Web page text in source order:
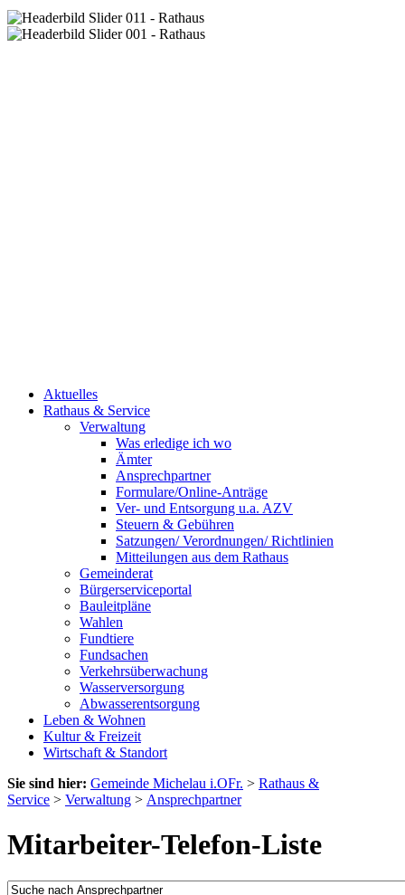
Aktuelles
Rathaus & Service
Verwaltung
Was erledige ich wo
Ämter
Ansprechpartner
Formulare/Online-Anträge
Ver- und Entsorgung u.a. AZV
Steuern & Gebühren
Satzungen/ Verordnungen/ Richtlinien
Mitteilungen aus dem Rathaus
Gemeinderat
Bürgerserviceportal
Bauleitpläne
Wahlen
Fundtiere
Fundsachen
Verkehrsüberwachung
Wasserversorgung
Abwasserentsorgung
Leben & Wohnen
Kultur & Freizeit
Wirtschaft & Standort
Sie sind hier: Gemeinde Michelau i.OFr. > Rathaus &
Service > Verwaltung > Ansprechpartner
Mitarbeiter-Telefon-Liste